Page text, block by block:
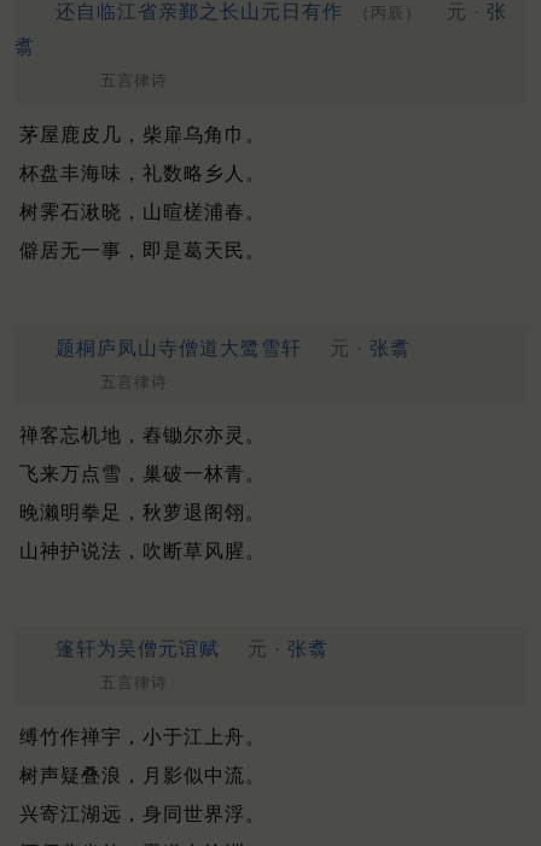
还自临江省亲鄞之长山元日有作 （丙辰） 元 · 张
翥
五言律诗
茅屋鹿皮几，柴扉乌角巾。
杯盘丰海味，礼数略乡人。
树霁石湫晓，山暄槎浦春。
僻居无一事，即是葛天民。
题桐庐凤山寺僧道大鹭雪轩 元 · 张翥
五言律诗
禅客忘机地，舂锄尔亦灵。
飞来万点雪，巢破一林青。
晚濑明拳足，秋萝退阁翎。
山神护说法，吹断草风腥。
篷轩为吴僧元谊赋 元 · 张翥
五言律诗
缚竹作禅宇，小于江上舟。
树声疑叠浪，月影似中流。
兴寄江湖远，身同世界浮。